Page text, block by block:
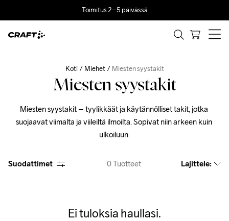
Toimitus 2–5 päivässä
Koti Miehet Miesten syystakit
Miesten syystakit
Miesten syystakit – tyylikkäät ja käytännölliset takit, jotka
suojaavat viimalta ja viileiltä ilmoilta. Sopivat niin arkeen kuin
ulkoiluun.
Suodattimet 0Tuotteet Lajittele:
Ei tuloksia haullasi.